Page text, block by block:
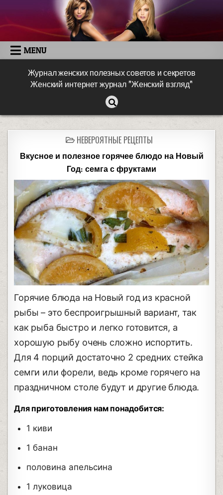
MENU
Журнал женских полезных советов и секретов
Женский интернет журнал "Женский взгляд"
НЕВЕРОЯТНЫЕ РЕЦЕПТЫ
Вкусное и полезное горячее блюдо на Новый
Год: семга с фруктами
Горячие блюда на Новый год из красной
рыбы – это беспроигрышный вариант, так
как рыба быстро и легко готовится, а
хорошую рыбу очень сложно испортить.
Для 4 порций достаточно 2 средних стейка
семги или форели, ведь кроме горячего на
праздничном столе будут и другие блюда.
Для приготовления нам понадобится:
1 киви
1 банан
половина апельсина
1 луковица